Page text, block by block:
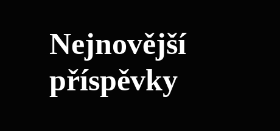
Nejnovější
příspěvky